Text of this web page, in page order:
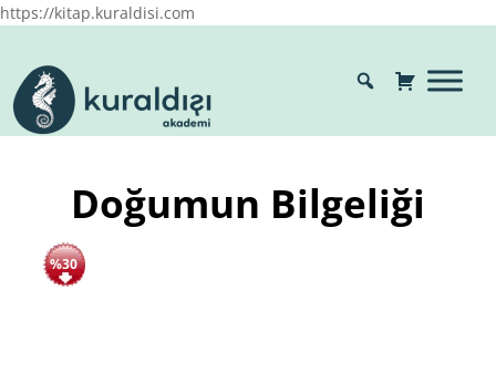
https://kitap.kuraldisi.com
Doğumun Bilgeliği
%30